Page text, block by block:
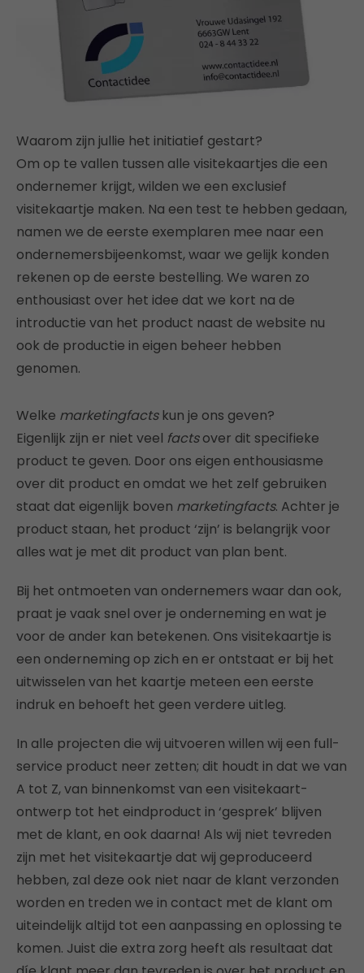
Waarom zijn jullie het initiatief gestart?
Om op te vallen tussen alle visitekaartjes die een
ondernemer krijgt, wilden we een exclusief
visitekaartje maken. Na een test te hebben gedaan,
namen we de eerste exemplaren mee naar een
ondernemersbijeenkomst, waar we gelijk konden
rekenen op de eerste bestelling. We waren zo
enthousiast over het idee dat we kort na de
introductie van het product naast de website nu
ook de productie in eigen beheer hebben
genomen.
Welke marketingfactskun je ons geven?
Eigenlijk zijn er niet veel factsover dit specifieke
product te geven. Door ons eigen enthousiasme
over dit product en omdat we het zelf gebruiken
staat dat eigenlijk boven marketingfacts. Achter je
product staan, het product ‘zijn’ is belangrijk voor
alles wat je met dit product van plan bent.
Bij het ontmoeten van ondernemers waar dan ook,
praat je vaak snel over je onderneming en wat je
voor de ander kan betekenen. Ons visitekaartje is
een onderneming op zich en er ontstaat er bij het
uitwisselen van het kaartje meteen een eerste
indruk en behoeft het geen verdere uitleg.
In alle projecten die wij uitvoeren willen wij een full-
service product neer zetten; dit houdt in dat we van
A tot Z, van binnenkomst van een visitekaart-
ontwerp tot het eindproduct in ‘gesprek’ blijven
met de klant, en ook daarna! Als wij niet tevreden
zijn met het visitekaartje dat wij geproduceerd
hebben, zal deze ook niet naar de klant verzonden
worden en treden we in contact met de klant om
uiteindelijk altijd tot een aanpassing en oplossing te
komen. Juist die extra zorg heeft als resultaat dat